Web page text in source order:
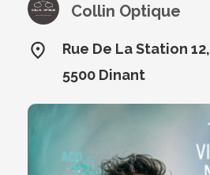
Collin Optique
Rue De La Station 12,
5500 Dinant